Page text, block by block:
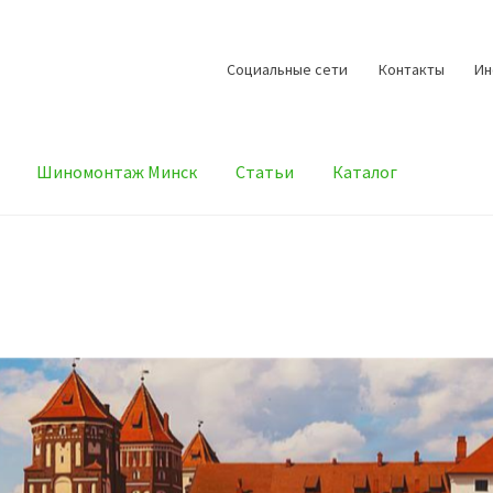
Cоциальные сети Контакты
Шиномонтаж Минск Статьи Каталог